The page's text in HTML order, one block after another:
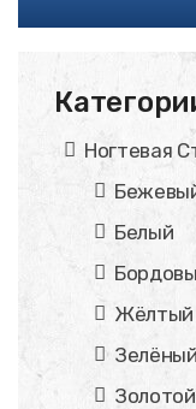
Ногтевая
Белый
Жёлтый
Зелёный
Золотой